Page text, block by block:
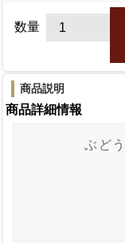
数量
商品説明
商品詳細情報
ぶどう